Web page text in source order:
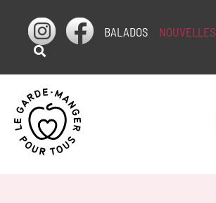
BALADOS NOUVELLES